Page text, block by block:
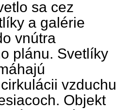
sa cez
a galérie
vnútra
plánu. Svetlíky
vzduchu
Objekt